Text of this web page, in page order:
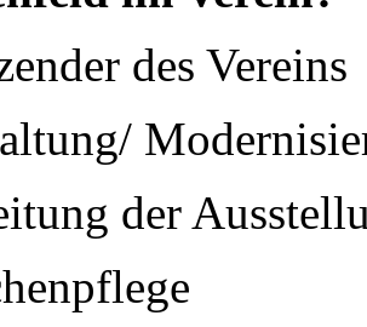
des Vereins
der